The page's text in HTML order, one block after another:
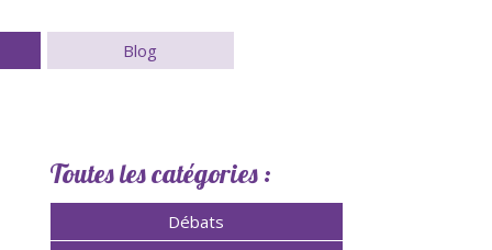
Blog
Toutes les catégories :
Débats